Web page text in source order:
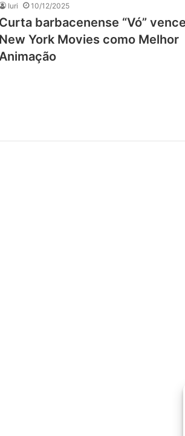
Iuri 10/12/2025
Curta barbacenense “Vó”
New York Movies como Melhor
Animação